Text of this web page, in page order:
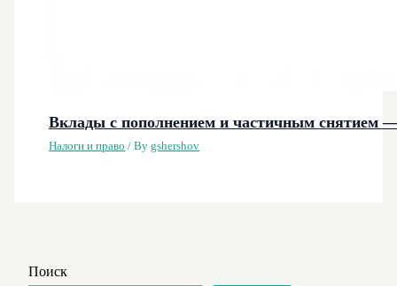
Вклады с пополнением и частичным снятием
Налоги и право / Bygshershov
Поиск